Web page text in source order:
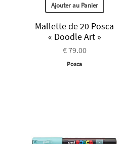
Ajouter au Panier
Mallette de 20 Posca
« Doodle Art »
€ 79.00
Posca